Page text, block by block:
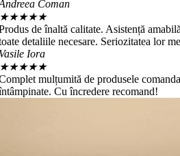
Coman
★★★★
de înaltă calitate. Asistență
detaliile necesare. Seriozitatea lor
Iora
★★★★
mulțumită de produsele
Cu încredere recomand!